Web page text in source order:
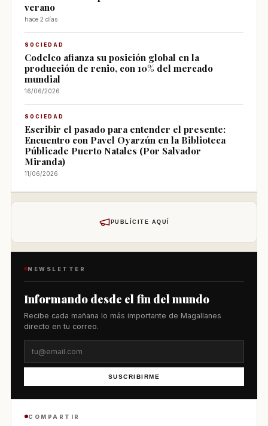
verano
hace 2 días
SOCIEDAD
Codelco afianza su posición global en la
producción de renio, con 10% del mercado
mundial
16/06/2026
SOCIEDAD
Escribir el pasado para entender el presente:
Encuentro con Pavel Oyarzún en la Biblioteca
Públicade Puerto Natales (Por Salvador
Miranda)
11/06/2026
PUBLÍCITE AQUÍ
NEWSLETTER
Informando desde el fin del mundo
Recibe cada mañana lo más importante de Magallanes
directo en tu correo.
SUSCRIBIRME
COMPARTIR